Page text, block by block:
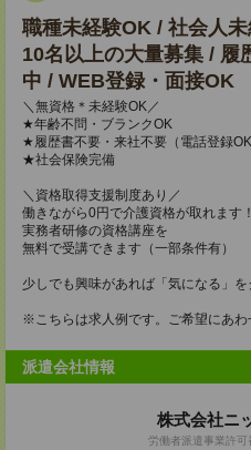
職種未経験OK / 社会人
10名以上の大量募集 / 履
中 / WEB登録・面接OK
＼無資格＊未経験OK／
★年齢不問・ブランクOK
★履歴書不要・来社不要（電話登録OK
★社会保険完備
＼資格取得支援制度あり／
働きながら0円で介護資格が取れます！
実務者研修の資格講座を
無料で受講できます（一部条件有）
少しでも興味があれば「気になる」を
※こちらは求人例です。ご希望にあわ
派遣会社情報
株式会社ニ
労働者派遣事業許